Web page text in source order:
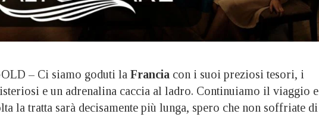
– Ci siamo goduti la Francia con i suoi preziosi tesori, i
e un adrenalina caccia al ladro. Continuiamo il viaggio e
la tratta sarà decisamente più lunga, spero che non soffriate di